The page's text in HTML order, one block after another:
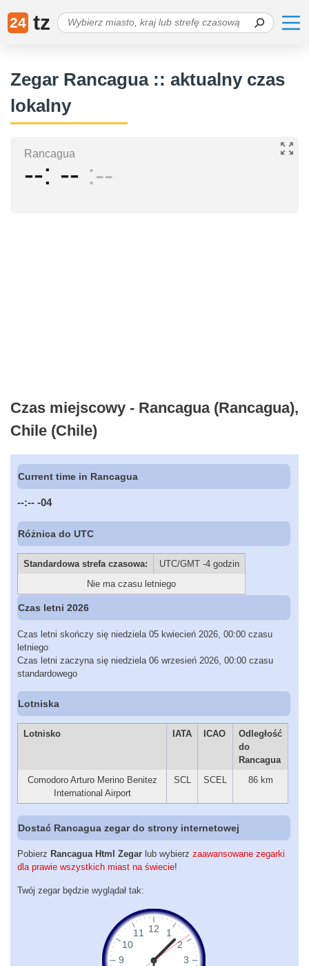
24 tz
Zegar Rancagua :: aktualny czas
lokalny
Rancagua
-- -- --
Czas miejscowy - Rancagua (Rancagua),
Chile (Chile)
Current time in Rancagua
--:-- -04
Różnica do UTC
Standardowa strefa czasowa:
UTC/GMT -4 godzin
Nie ma czasu letniego
Czas letni 2026
Czas letni skończy się niedziela 05 kwiecień 2026, 00:00 czasu
letniego
Czas letni zaczyna się niedziela 06 wrzesień 2026, 00:00 czasu
standardowego
Lotniska
Lotnisko IATA ICAO
Odległość
do
Rancagua
Comodoro Arturo Merino Benitez
International Airport
SCL SCEL 86 km
Dostać Rancagua zegar do strony internetowej
Pobierz Rancagua Html Zegar lub wybierz zaawansowane zegarki
dla prawie wszystkich miast na świecie!
Twój zegar będzie wyglądał tak: